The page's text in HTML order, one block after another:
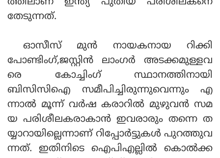
തേടുന്നത്.
ഓസീസ് മുന്‍ നായകനായ റിക്കി
പോണ്ടിംഗ്,ജസ്റ്റിന്‍ ലാംഗര്‍ അടക്കമുള്ളവ
രെ കോച്ചിംഗ് സ്ഥാനത്തിനായി
ബിസിസിഐ സമീപിച്ചിരുന്നുവെന്നും എ
ന്നാല്‍ മൂന്ന് വര്‍ഷ കരാറില്‍ മുഴുവന്‍ സമ
യ പരിശീലകരാകാന്‍ ഇവരാരും തന്നെ ത
യ്യാറായില്ലെന്നാണ് റിപ്പോര്‍ട്ടുകള്‍ പുറത്തുവ
ന്നത്. ഇതിനിടെ ഐപിഎല്ലില്‍ കൊല്‍ക്ക